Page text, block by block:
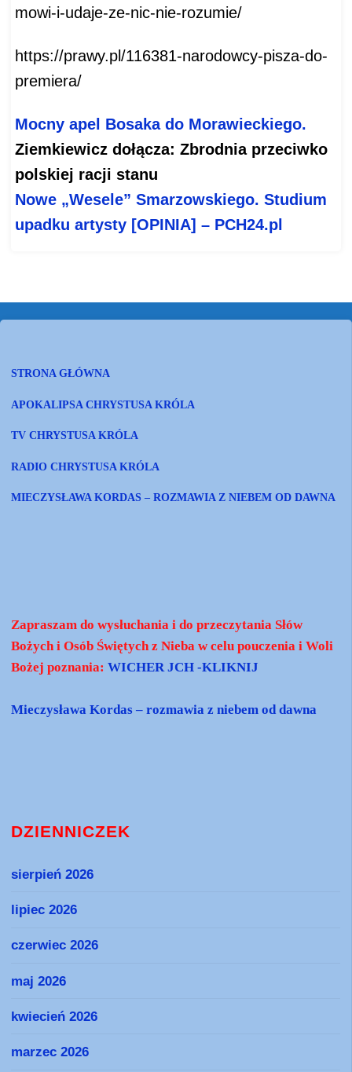
mowi-i-udaje-ze-nic-nie-rozumie/
https://prawy.pl/116381-narodowcy-pisza-do-
premiera/
Mocny apel Bosaka do Morawieckiego.
Ziemkiewicz dołącza: Zbrodnia przeciwko
polskiej racji stanu
Nowe „Wesele” Smarzowskiego. Studium
upadku artysty [OPINIA] – PCH24.pl
STRONA GŁÓWNA
APOKALIPSA CHRYSTUSA KRÓLA
TV CHRYSTUSA KRÓLA
RADIO CHRYSTUSA KRÓLA
MIECZYSŁAWA KORDAS – ROZMAWIA Z NIEBEM OD DAWNA
Zapraszam do wysłuchania i do przeczytania Słów
Bożych i Osób Świętych z Nieba w celu pouczenia i Woli
Bożej poznania:WICHER JCH -KLIKNIJ
Mieczysława Kordas – rozmawia z niebem od dawna
DZIENNICZEK
sierpień 2026
lipiec 2026
czerwiec 2026
maj 2026
kwiecień 2026
marzec 2026